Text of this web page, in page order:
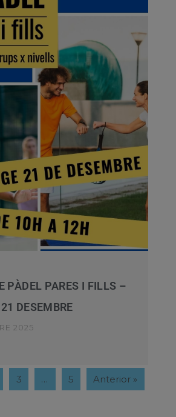
PÀDEL PARES I FILLS –
DESEMBRE
2025
3 … 5 Anterior »